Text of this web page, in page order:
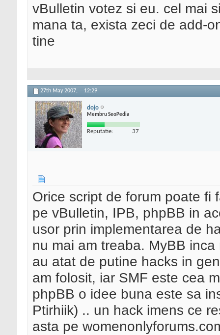
vBulletin votez si eu. cel mai
mana ta, exista zeci de add-
tine
27th May 2007, 12:29
dojo
Membru SeoPedia
Reputatie: 37
Orice script de forum poate fi
pe vBulletin, IPB, phpBB in
usor prin implementarea de
nu mai am treaba. MyBB
au atat de putine hacks in
am folosit, iar SMF este cea
phpBB o idee buna este sa
Ptirhiik) .. un hack imens ce
asta pe